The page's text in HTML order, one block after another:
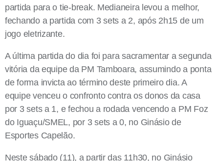
partida para o tie-break. Medianeira levou a melhor,
fechando a partida com 3 sets a 2, após 2h15 de um
jogo eletrizante.
A última partida do dia foi para sacramentar a segunda
vitória da equipe da PM Tamboara, assumindo a ponta
de forma invicta ao término deste primeiro dia. A
equipe venceu o confronto contra os donos da casa
por 3 sets a 1, e fechou a rodada vencendo a PM Foz
do Iguaçu/SMEL, por 3 sets a 0, no Ginásio de
Esportes Capelão.
Neste sábado (11), a partir das 11h30, no Ginásio